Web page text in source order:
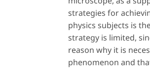
strategies for
physics subjects is
strategy is limited,
reason why it is
phenomenon and